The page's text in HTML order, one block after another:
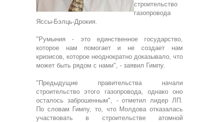
строительство
газопровода
Яссы-Бэлць-Дрокия.
"Румыния - это единственное государство,
которое нам помогает и не создает нам
кризисов, которое неоднократно доказывало, что
может быть рядом с нами", - заявил Гимпу.
"Предыдущие правительства начали
строительство этого газопровода, однако оно
осталось заброшенным", - отметил лидер ЛП.
По словам Гимпу, то, что Молдова отказалась
участвовать в строительстве атомной